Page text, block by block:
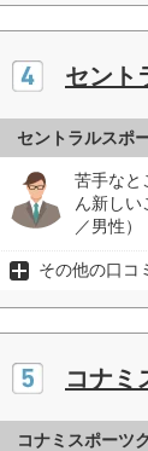
セント
セントラルスポ
苦手なと
ん新し
／男性）
その他の口コ
コナミ
コナミスポーツ